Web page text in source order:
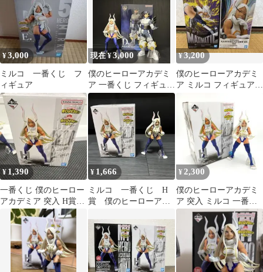
¥3,000
ミルコ 一番くじ フ
ィギュア
現在 ¥3,000
僕のヒーローアカデミ
ア 一番くじ フィギュア
飯田天哉 ミルコ 2体セ
ット
¥3,200
僕のヒーローアカデミ
ア ミルコ フィギュア 2
¥1,390
一番くじ 僕のヒーロー
アカデミア 突入 H賞ミ
ルコ フィギュア
¥ 1,666
ミルコ 一番くじ H
賞 僕のヒーローアカ
入 箱あり
¥ 2,300
僕のヒーローアカデミ
ア 突入 ミルコ 一番く
じ H賞 フィギュア